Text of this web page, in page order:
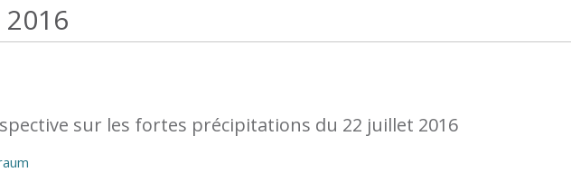
sur les fortes précipitations du 22 juillet 2016